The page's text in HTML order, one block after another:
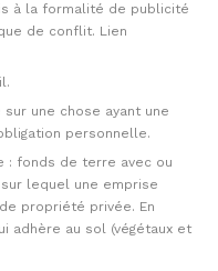
à la formalité de publicité
de conflit. Lien
une chose ayant une
personnelle.
: fonds de terre avec ou
lequel une emprise
propriété privée. En
adhère au sol (végétaux et